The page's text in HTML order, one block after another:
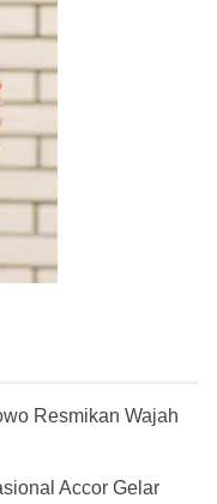
Resmikan Wajah
Accor Gelar